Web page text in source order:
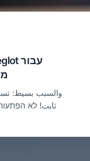
ثابت! לא